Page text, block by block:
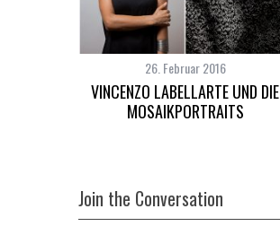
26. Februar 2016
VINCENZO LABELLARTE UND DIE
MOSAIKPORTRAITS
Join the Conversation
a
r
c
h
f
o
r